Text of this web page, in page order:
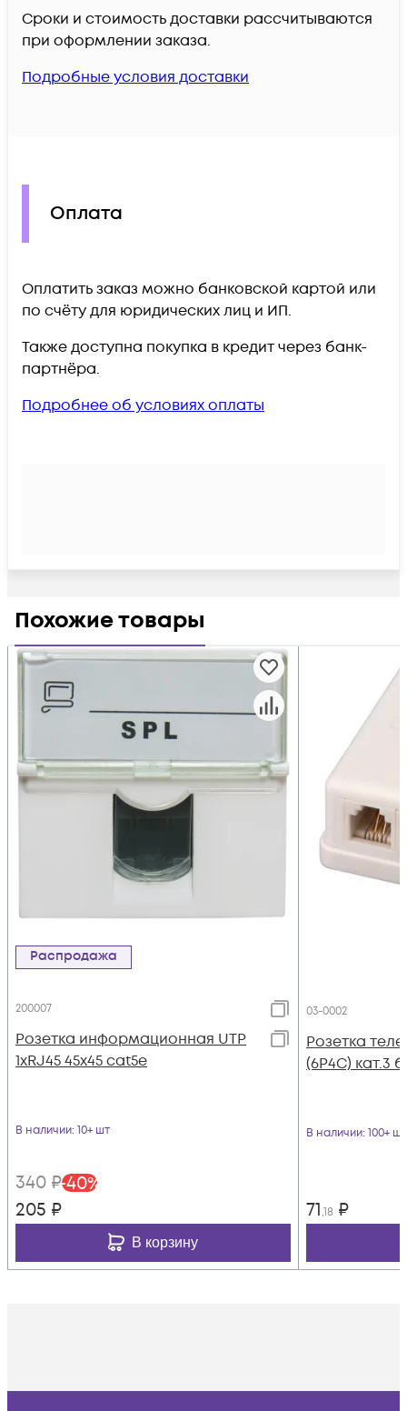
Сроки и стоимость доставки рассчитываются
при оформлении заказа.
Подробные условия доставки
Оплата
Оплатить заказ можно банковской картой или
по счёту для юридических лиц и ИП.
Также доступна покупка в кредит через банк-
партнёра.
Подробнее об условиях оплаты
Похожие товары
Распродажа
200007
Розетка информационная UTP
1хRJ45 45х45 cat5е
В наличии: 10+ шт
340 ₽-40%
205 ₽
В корзину
03-0002
Розетка
(6P4C) кат.3
В наличии: 100+ шт
71,18 ₽